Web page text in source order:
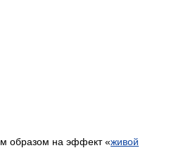
образом на эффект «живой